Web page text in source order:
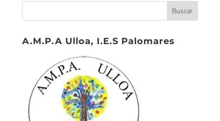
A.M.P.A Ulloa, I.E.S Palomares